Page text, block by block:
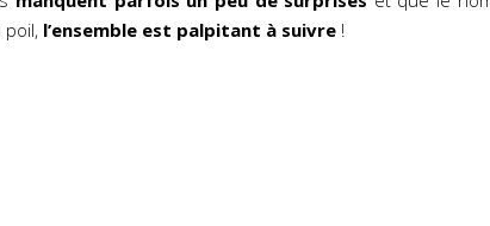
poil, l’ensemble est palpitant à suivre !